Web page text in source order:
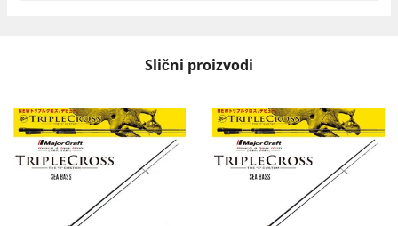
Slični proizvodi